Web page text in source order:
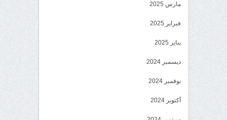
مارس 2025
فبراير 2025
يناير 2025
ديسمبر 2024
نوفمبر 2024
أكتوبر 2024